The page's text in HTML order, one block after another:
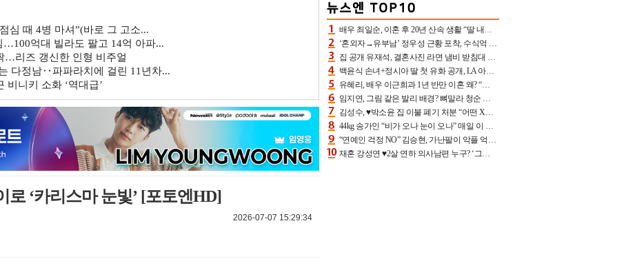
심 때 4병 마셔”(바로 그 고소...
억대 빌라도 팔고 14억 아파...
…리즈 갱신한 인형 비주얼
다정남‥파파라치에 걸린 11년차...
비니키 소화 ‘역대급’
로 ‘카리스마 눈빛’ [포토엔HD]
2026-07-07 15:29:34
배우 최일순, 이혼 후 20년 산속 생활 “딸 내가 버렸다고 원망‥맘 아파”(특종)[어제TV]
‘혼외자→유부남’ 정우성 근황 포착, 수식억 해킹 피해 후배 만났다 “존경하는”
집 공개 유재석, 결혼사진 라면 냄비 받침대 되고 분노‥가족사진도 피해(놀뭐)[어제TV]
백윤식 손녀+정시아 딸 첫 유화 공개, LA 아트쇼→서울국제조각페스타 작가다운 수준급 실력
유혜리, 배우 이근희과 1년 반만 이혼 왜? “식칼 꽂고 의자 던져” 충격 폭로(특종)[어제TV]
임지연, 그림 같은 발리 배경? 뼈말라 청순 비키니 핏에 상대 안 되네
김성수, ♥박소윤 집 이불 폐기 처분 “어떤 X이랑 썼을지 몰라” 질투(신랑수업2)[어제TV]
44kg 송가인 “비가 오나 눈이 오나” 매일 이 운동, 허벅지 근육량 상승+체지방 감소
“연예인 걱정 NO” 김승현, 가난팔이 악플 억울할만‥아내+딸과 日 여행
재혼 강성연 ♥2살 연하 의사남편 누구? ‘그알’ 자문의에 훈남 비주얼 초엘리트 스펙 [종합]